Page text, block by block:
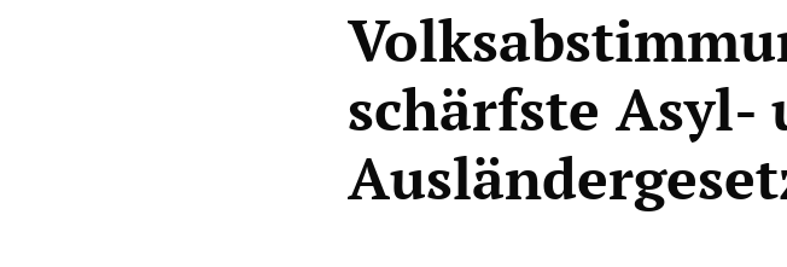
schärfste Asyl-